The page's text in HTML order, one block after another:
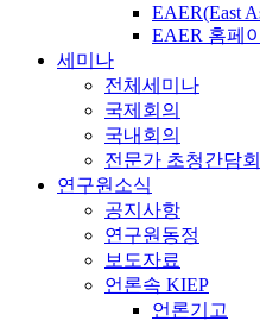
EAER(East
EAER 홈페
세미나
전체세미나
국제회의
국내회의
전문가 초청간담회
연구원소식
공지사항
연구원동정
보도자료
언론속 KIEP
언론기고